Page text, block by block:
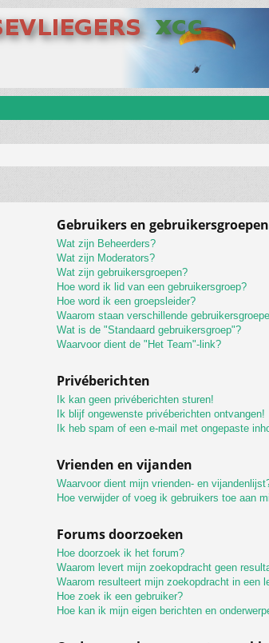
Gebruikers en gebruikersgroepen
Wat zijn Beheerders?
Wat zijn Moderators?
Wat zijn gebruikersgroepen?
Hoe word ik lid van een gebruikersgroep?
Hoe word ik een groepsleider?
Waarom staan verschillende
Wat is de "Standaard gebruikersgroep"?
Waarvoor dient de "Het Team"-link?
Privéberichten
Ik kan geen privéberichten sturen!
Ik blijf ongewenste privéberichten ontvangen!
Ik heb spam of een e-mail met ongepaste
Vrienden en vijanden
Waarvoor dient mijn vrienden- en
Hoe verwijder of voeg ik gebruikers toe aan
Forums doorzoeken
Hoe doorzoek ik het forum?
Waarom levert mijn zoekopdracht geen
Waarom resulteert mijn zoekopdracht in een
Hoe zoek ik een gebruiker?
Hoe kan ik mijn eigen berichten en